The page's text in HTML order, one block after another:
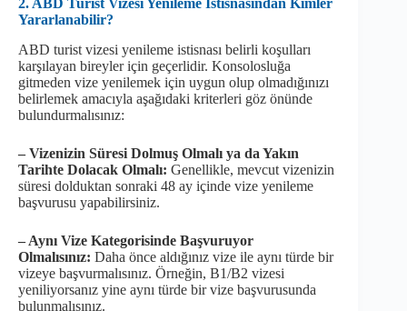
Yararlanabilir?
ABD turist vizesi yenileme istisnası belirli koşulları
karşılayan bireyler için geçerlidir. Konsolosluğa
gitmeden vize yenilemek için uygun olup olmadığınızı
belirlemek amacıyla aşağıdaki kriterleri göz önünde
bulundurmalısınız:
– Vizenizin Süresi Dolmuş Olmalı ya da Yakın
Tarihte Dolacak Olmalı: Genellikle, mevcut vizenizin
süresi dolduktan sonraki 48 ay içinde vize yenileme
başvurusu yapabilirsiniz.
– Aynı Vize Kategorisinde Başvuruyor
Olmalısınız: Daha önce aldığınız vize ile aynı türde bir
vizeye başvurmalısınız. Örneğin, B1/B2 vizesi
yeniliyorsanız yine aynı türde bir vize başvurusunda
bulunmalısınız.